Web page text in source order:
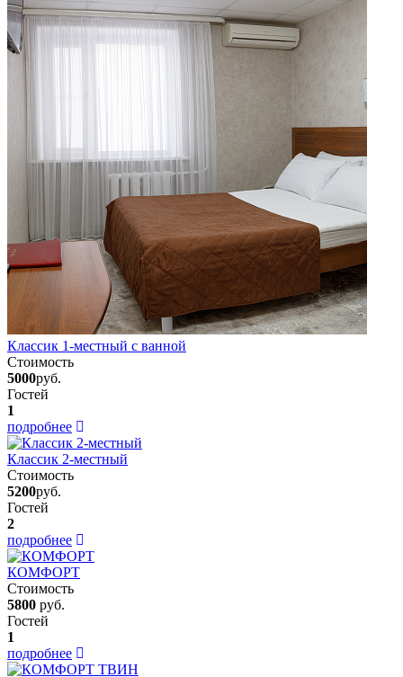
Классик 1-местный с ванной
Стоимость
5000руб.
Гостей
1
подробнее
Классик 2-местный
Стоимость
5200руб.
Гостей
2
подробнее
КОМФОРТ
Стоимость
5800 руб.
Гостей
1
подробнее